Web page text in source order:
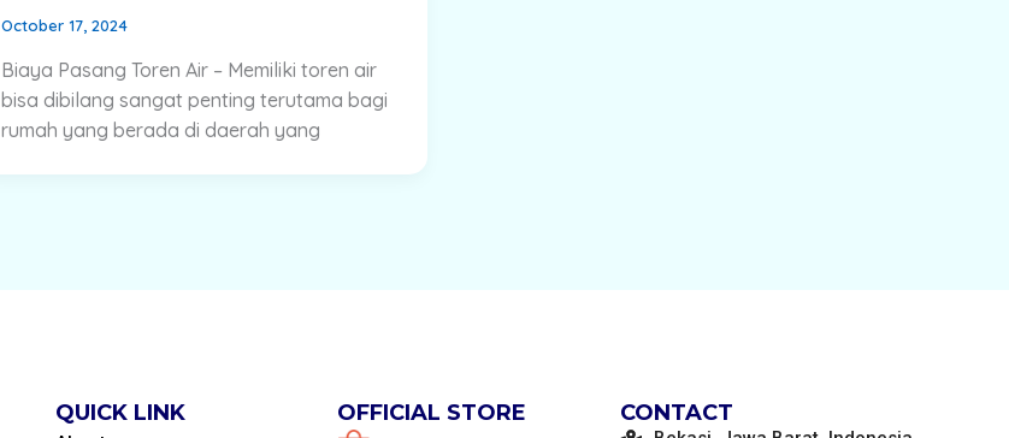
October 17, 2024
Biaya Pasang Toren Air – Memiliki toren air
bisa dibilang sangat penting terutama bagi
rumah yang berada di daerah yang
QUICK LINK OFFICIAL STORE CONTACT